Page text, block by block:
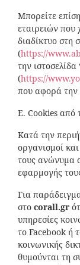
Μπορείτε
εταιρειών που
διαδίκτυο στη
(https://
την
(https://
που αφορά
Ε. Cookies από
Κατά την
οργανισμοί
τους ανώνυμα
εφαρμογής
Για
στο corall.gr
υπηρεσίες
το Facebook ή
κοινωνικής
θυμούνται τη